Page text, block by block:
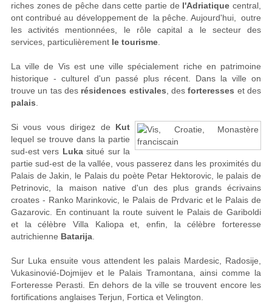
riches zones de pêche dans cette partie de l'Adriatique central,
ont contribué au développement de la pêche. Aujourd'hui, outre
les activités mentionnées, le rôle capital a le secteur des
services, particulièrement le tourisme
La ville de Vis est une ville spécialement riche en patrimoine
historique - culturel d'un passé plus récent. Dans la ville on
trouve un tas des résidences estivales , desforteresses et des
palais
Si vous vous dirigez de Kut
lequel se trouve dans la partie
sud-est vers Lukasitué sur la
partie sud-est de la vallée, vous passerez dans les proximités du
Palais de Jakin, le Palais du poète Petar Hektorovic, le palais de
Petrinovic, la maison native d'un des plus grands écrivains
croates - Ranko Marinkovic, le Palais de Prdvaric et le Palais de
Gazarovic. En continuant la route suivent le Palais de Gariboldi
et la célèbre Villa Kaliopa et, enfin, la célèbre forteresse
autrichienne Batarija
Sur Luka ensuite vous attendent les palais Mardesic, Radosije,
Vukasinovié-Dojmijev et le Palais Tramontana, ainsi comme la
Forteresse Perasti. En dehors de la ville se trouvent encore les
fortifications anglaises Terjun, Fortica et Velington.